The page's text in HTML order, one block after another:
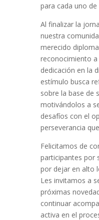
para cada uno
Al finalizar la
nuestra
merecido
reconocimiento
dedicación en la
estímulo busca
sobre la base de
motivándolos a
desafíos con el
perseverancia
Felicitamos de
participantes por
por dejar en alto
Les invitamos a
próximas
continuar
activa en el